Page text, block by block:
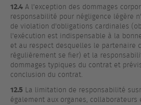
12.4 A l'exception des dommages
responsabilité pour négligence légère
de violation d'obligations cardinales
l'exécution est indispensable à la
et au respect desquelles le partenaire
régulièrement se fier) et la
dommages typiques du contrat et
conclusion du contrat.
12.5 La limitation de responsabilité
également aux organes, collaborateurs